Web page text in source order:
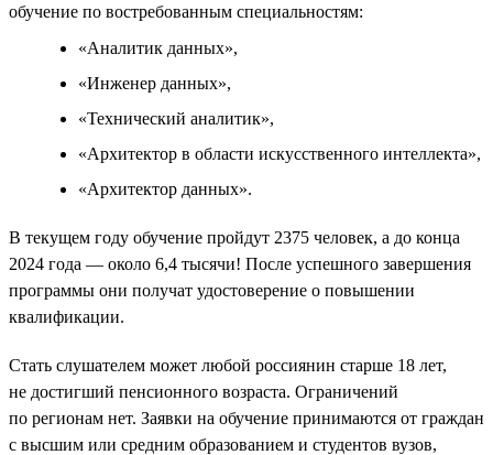
обучение по востребованным специальностям:
«Аналитик данных»,
«Инженер данных»,
«Технический аналитик»,
«Архитектор в области искусственного интеллекта»,
«Архитектор данных».
В текущем году обучение пройдут 2375 человек, а до конца
2024 года — около 6,4 тысячи! После успешного завершения
программы они получат удостоверение о повышении
квалификации.
Стать слушателем может любой россиянин старше 18 лет,
не достигший пенсионного возраста. Ограничений
по регионам нет. Заявки на обучение принимаются от граждан
с высшим или средним образованием и студентов вузов,